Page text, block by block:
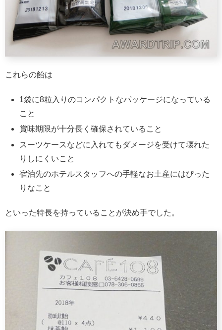
これらの飴は
1袋に8粒入りのコンパクトなパッケージになっている
こと
賞味期限が十分長く確保されていること
スーツケースなどに入れてもダメージを受けて壊れた
りしにくいこと
宿泊先のホテルスタッフへの手軽なお土産にはぴった
りなこと
といった特長を持っていることが決め手でした。